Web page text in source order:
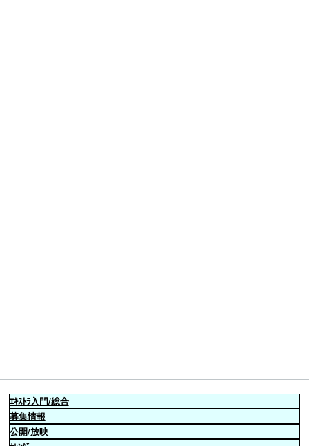
ｴｷｽﾄﾗ入門/総合
募集情報
公開/放映